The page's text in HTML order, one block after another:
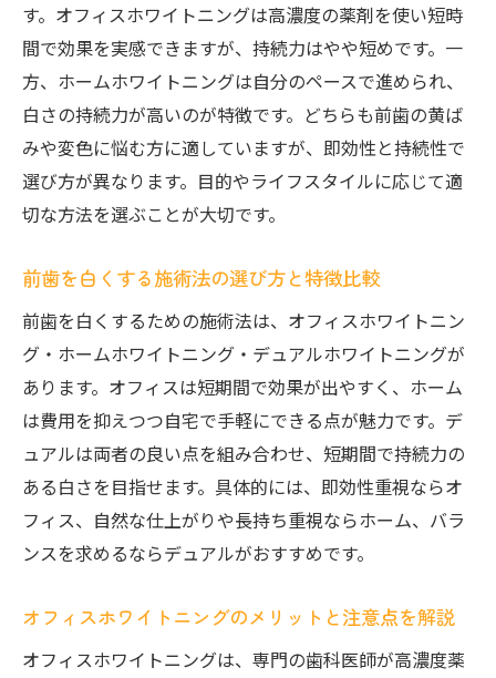
す。オフィスホワイトニングは高濃度の薬剤を使い短時
間で効果を実感できますが、持続力はやや短めです。一
方、ホームホワイトニングは自分のペースで進められ、
白さの持続力が高いのが特徴です。どちらも前歯の黄ば
みや変色に悩む方に適していますが、即効性と持続性で
選び方が異なります。目的やライフスタイルに応じて適
切な方法を選ぶことが大切です。
前歯を白くする施術法の選び方と特徴比較
前歯を白くするための施術法は、オフィスホワイトニン
グ・ホームホワイトニング・デュアルホワイトニングが
あります。オフィスは短期間で効果が出やすく、ホーム
は費用を抑えつつ自宅で手軽にできる点が魅力です。デ
ュアルは両者の良い点を組み合わせ、短期間で持続力の
ある白さを目指せます。具体的には、即効性重視ならオ
フィス、自然な仕上がりや長持ち重視ならホーム、バラ
ンスを求めるならデュアルがおすすめです。
オフィスホワイトニングのメリットと注意点を解説
オフィスホワイトニングは、専門の歯科医師が高濃度薬